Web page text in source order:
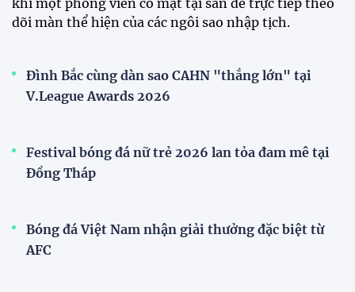
Nam
Đình Bắc cùng dàn sao CAHN "thắng lớn" tại
V.League Awards 2026
Đội tuyển Việt Nam